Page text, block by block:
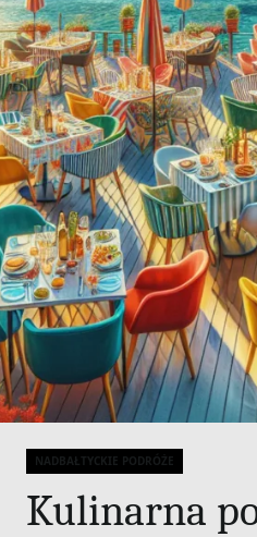
Categories
NADBAŁTYCKIE PODRÓŻE
Kulinarna